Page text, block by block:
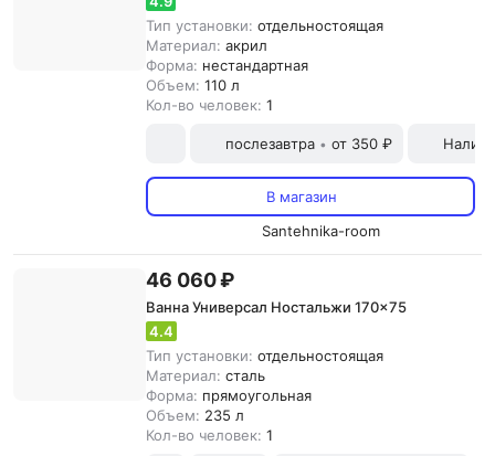
Тип установки: отдельностоящая
Материал: акрил
Форма: нестандартная
Объем: 110 л
Кол-во человек: 1
послезавтра • от 350 ₽
В магазин
Santehnika-room
46 060 ₽
Ванна Универсал Ностальжи 170x75
4.4
Тип установки: отдельностоящая
Материал: сталь
Форма: прямоугольная
Объем: 235 л
Кол-во человек: 1